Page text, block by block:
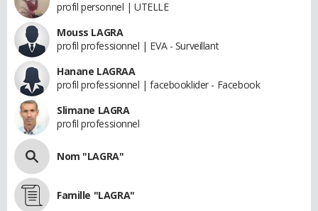
profil personnel | UTELLE
Mouss LAGRA
profil professionnel | EVA - Surveillant
Hanane LAGRAA
profil professionnel | facebooklider - Facebook
Slimane LAGRA
profil professionnel
Nom "LAGRA"
Famille "LAGRA"